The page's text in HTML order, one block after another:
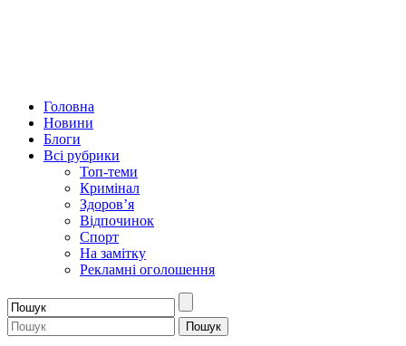
Головна
Новини
Блоги
Всі рубрики
Топ-теми
Кримінал
Здоров’я
Відпочинок
Спорт
На замітку
Рекламні оголошення